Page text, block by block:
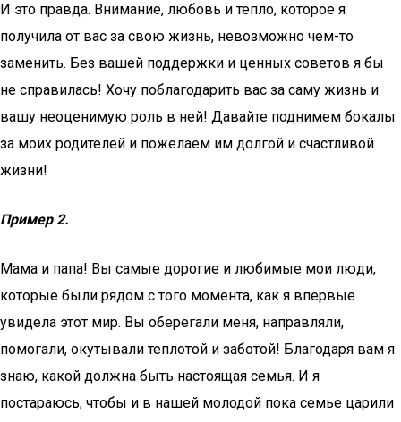
И это правда. Внимание, любовь и тепло, которое я
получила от вас за свою жизнь, невозможно чем-то
заменить. Без вашей поддержки и ценных советов я бы
не справилась! Хочу поблагодарить вас за саму жизнь и
вашу неоценимую роль в ней! Давайте поднимем бокалы
за моих родителей и пожелаем им долгой и счастливой
жизни!
Пример 2.
Мама и папа! Вы самые дорогие и любимые мои люди,
которые были рядом с того момента, как я впервые
увидела этот мир. Вы оберегали меня, направляли,
помогали, окутывали теплотой и заботой! Благодаря вам я
знаю, какой должна быть настоящая семья. И я
постараюсь, чтобы и в нашей молодой пока семье царили